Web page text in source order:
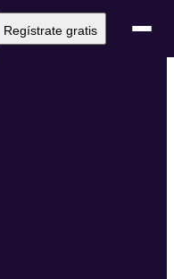
Regístrate gratis